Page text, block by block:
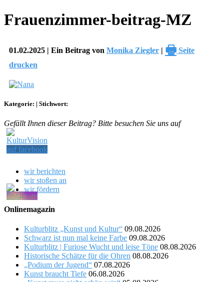
Frauenzimmer-beitrag-MZ
01.02.2025 | Ein Beitrag von Monika Ziegler | 🖶 Seite
drucken
Kategorie: | Stichwort:
Gefällt Ihnen dieser Beitrag? Bitte besuchen Sie uns auf
wir berichten
wir stoßen an
wir fördern
Onlinemagazin
Kulturblitz „Kunst und Kultur“ 09.08.2026
Schwarz ist nun mal keine Farbe 09.08.2026
Kulturblitz | Furiose Wucht und leise Töne 08.08.2026
Historische Schätze für die Ohren 08.08.2026
„Podium der Jugend“ 07.08.2026
Kunst braucht Tiefe 06.08.2026